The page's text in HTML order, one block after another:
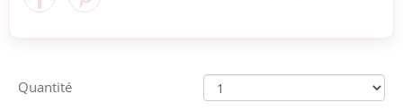
Quantité